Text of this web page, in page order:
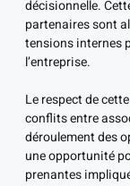
décisionnelle.
partenaires sont
tensions internes
l’entreprise.
Le respect de
conflits entre
déroulement des
une opportunité
prenantes